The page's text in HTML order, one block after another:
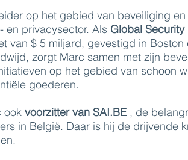
op het gebied van beveiliging
en privacysector. Als Global
van $ 5 miljard, gevestigd in Boston
zorgt Marc samen met zijn
op het gebied van schoon
goederen.
ook voorzitter van SAI.BE , de
in België. Daar is hij de drijvende